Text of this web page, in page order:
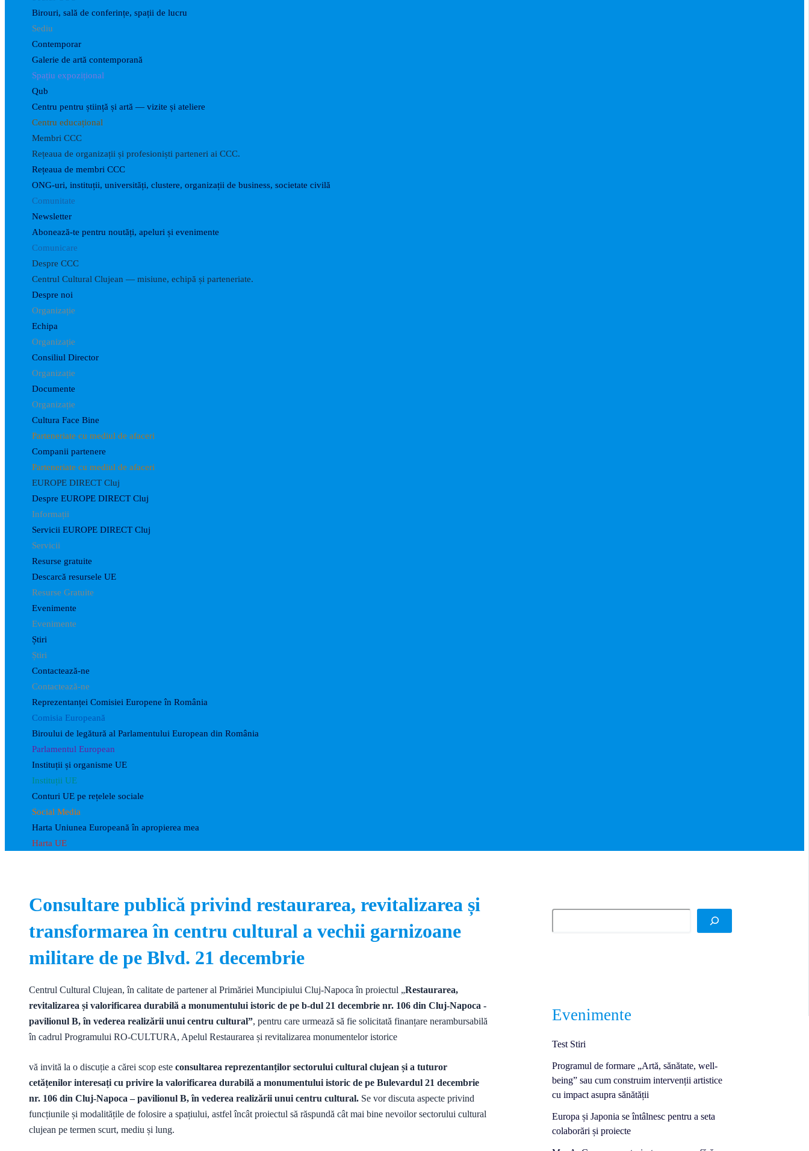
Birouri, sală de conferințe, spații de lucru
Sediu
Contemporar
Galerie de artă contemporană
Spațiu expozițional
Qub
Centru pentru știință și artă — vizite și ateliere
Centru educațional
Membri CCC
Rețeaua de organizații și profesioniști parteneri ai CCC.
Rețeaua de membri CCC
ONG-uri, instituții, universități, clustere, organizații de business, societate civilă
Comunitate
Newsletter
Abonează-te pentru noutăți, apeluri și evenimente
Comunicare
Despre CCC
Centrul Cultural Clujean — misiune, echipă și parteneriate.
Despre noi
Organizație
Echipa
Organizație
Consiliul Director
Organizație
Documente
Organizație
Cultura Face Bine
Parteneriate cu mediul de afaceri
Companii partenere
Parteneriate cu mediul de afaceri
EUROPE DIRECT Cluj
Despre EUROPE DIRECT Cluj
Informații
Servicii EUROPE DIRECT Cluj
Servicii
Resurse gratuite
Descarcă resursele UE
Resurse Gratuite
Evenimente
Evenimente
Știri
Știri
Contactează-ne
Contactează-ne
Reprezentanței Comisiei Europene în România
Comisia Europeană
Biroului de legătură al Parlamentului European din România
Parlamentul European
Instituții și organisme UE
Instituții UE
Conturi UE pe rețelele sociale
Social Media
Harta Uniunea Europeană în apropierea mea
Harta UE
Consultare publică privind restaurarea, revitalizarea și
transformarea în centru cultural a vechii garnizoane
militare de pe Blvd. 21 decembrie
Centrul Cultural Clujean, în calitate de partener al Primăriei Muncipiului Cluj-Napoca în proiectul „Restaurarea,
revitalizarea și valorificarea durabilă a monumentului istoric de pe b-dul 21 decembrie nr. 106 din Cluj-Napoca -
pavilionul B, în vederea realizării unui centru cultural”, pentru care urmează să fie solicitată finanțare nerambursabilă
în cadrul Programului RO-CULTURA, Apelul Restaurarea și revitalizarea monumentelor istorice
vă invită la o discuție a cărei scop este consultarea reprezentanților sectorului cultural clujean și a tuturor
cetățenilor interesați cu privire la valorificarea durabilă a monumentului istoric de pe Bulevardul 21 decembrie
nr. 106 din Cluj-Napoca – pavilionul B, în vederea realizării unui centru cultural. Se vor discuta aspecte privind
funcțiunile și modalitățile de folosire a spațiului, astfel încât proiectul să răspundă cât mai bine nevoilor sectorului cultural
clujean pe termen scurt, mediu și lung.
Evenimente
Test Stiri
Programul de formare „Artă, sănătate, well-
being” sau cum construim intervenții artistice
cu impact asupra sănătății
Europa și Japonia se întâlnesc pentru a seta
colaborări și proiecte